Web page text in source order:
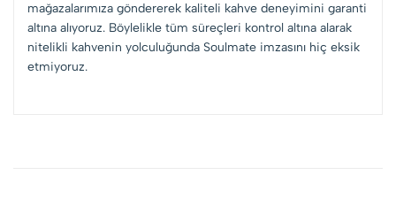
mağazalarımıza göndererek kaliteli kahve deneyimini garanti
altına alıyoruz. Böylelikle tüm süreçleri kontrol altına alarak
nitelikli kahvenin yolculuğunda Soulmate imzasını hiç eksik
etmiyoruz.